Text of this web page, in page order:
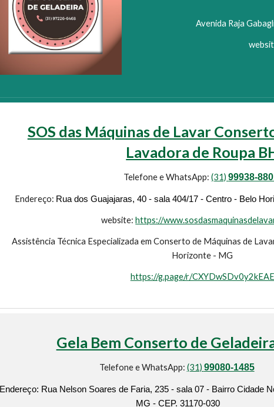
Avenida Raja
SOS das Máquinas de Lavar
Lavadora de Roupa
Telefone e WhatsApp:(31)99938-
Endereço: Rua dos Guajajaras, 40 - sala 404/17 - Centro - Belo
website:https://
Assistência Técnica Especializada em Conserto de Máquinas de
Horizonte - MG
https://g.page/r/CXYDwSDv0y2kEAE
Gela Bem Conserto de
Telefone e WhatsApp: (31) 99080-1485
Endereço: Rua Nelson Soares de Faria, 235 - sala 07 - Bairro Cidade
MG - CEP. 31170-030